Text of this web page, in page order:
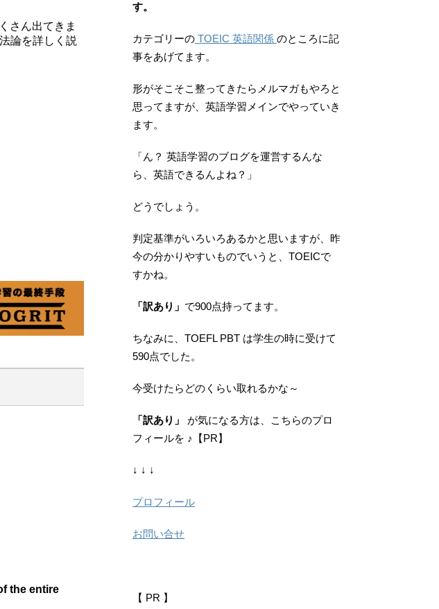
さん出てきま
論を詳しく説
the entire
す。
カテゴリーの TOEIC 英語関係 のところに記
事をあげてます。
形がそこそこ整ってきたらメルマガもやろと
思ってますが、英語学習メインでやっていき
ます。
「ん？ 英語学習のブログを運営するんな
ら、英語できるんよね？」
どうでしょう。
判定基準がいろいろあるかと思いますが、昨
今の分かりやすいものでいうと、TOEICで
すかね。
「訳あり」 で900点持ってます。
ちなみに、TOEFL PBT は学生の時に受けて
590点でした。
今受けたらどのくらい取れるかな～
「訳あり」
が気になる方は、こちらのプロ
フィールを ♪【PR】
↓ ↓ ↓
プロフィール
お問い合せ
【 PR 】